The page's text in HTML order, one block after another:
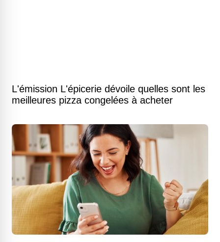
L'émission L'épicerie dévoile quelles sont les
meilleures pizza congelées à acheter